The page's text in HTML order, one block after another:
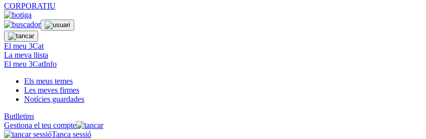
CORPORATIU
El meu 3Cat
La meva llista
El meu 3CatInfo
Els meus temes
Les meves firmes
Notícies guardades
Butlletins
Gestiona el teu compte
Tanca sessió